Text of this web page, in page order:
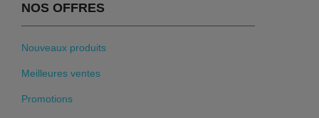
NOS OFFRES
Nouveaux produits
Meilleures ventes
Promotions